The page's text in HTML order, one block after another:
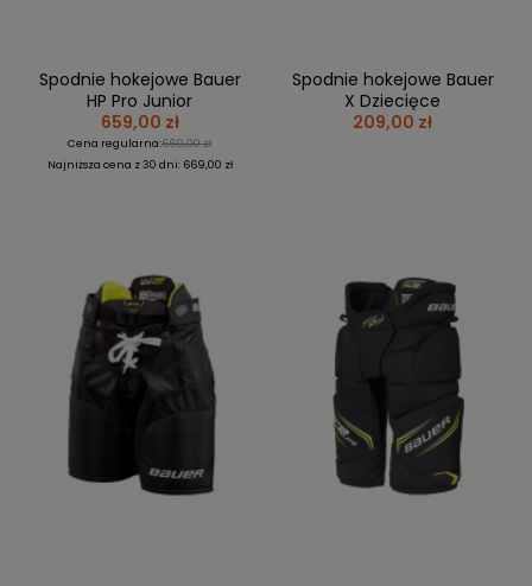
Spodnie hokejowe Bauer
HP Pro Junior
659,00 zł
Cena regularna:669,00 zł
Najniższa cena z 30 dni: 669,00 zł
Spodnie hokejowe Bauer
X Dziecięce
209,00 zł